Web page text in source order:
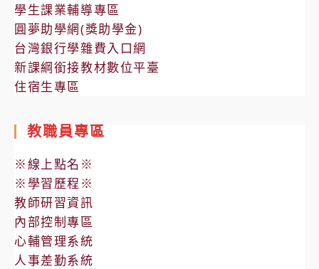
學生課業輔導專區
圓夢助學網(獎助學金)
台灣銀行學雜費入口網
新課綱銜接教材數位平臺
住宿生專區
教職員專區
※線上點名※
※學習歷程※
教師研習資訊
內部控制專區
心輔管理系統
人事差勤系統